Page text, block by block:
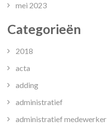
mei 2023
Categorieën
2018
acta
adding
administratief
administratief medewerker